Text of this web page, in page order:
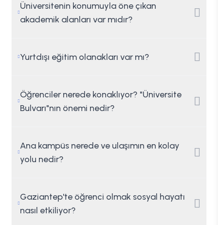
Üniversitenin konumuyla öne çıkan
akademik alanları var mıdır?
Yurtdışı eğitim olanakları var mı?
Öğrenciler nerede konaklıyor? "Üniversite
Bulvarı"nın önemi nedir?
Ana kampüs nerede ve ulaşımın en kolay
yolu nedir?
Gaziantep'te öğrenci olmak sosyal hayatı
nasıl etkiliyor?